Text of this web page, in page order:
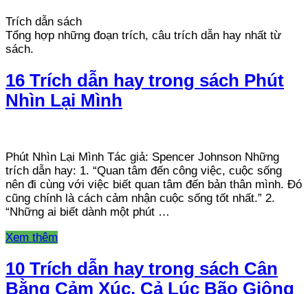
Trích dẫn sách
Tổng hợp những đoạn trích, câu trích dẫn hay nhất từ
sách.
16 Trích dẫn hay trong sách Phút
Nhìn Lại Mình
Phút Nhìn Lại Mình Tác giả: Spencer Johnson Những
trích dẫn hay: 1. “Quan tâm đến công việc, cuộc sống
nên đi cùng với việc biết quan tâm đến bản thân mình. Đó
cũng chính là cách cảm nhận cuộc sống tốt nhất.” 2.
“Những ai biết dành một phút …
Xem thêm
10 Trích dẫn hay trong sách Cân
Bằng Cảm Xúc, Cả Lúc Bão Giông